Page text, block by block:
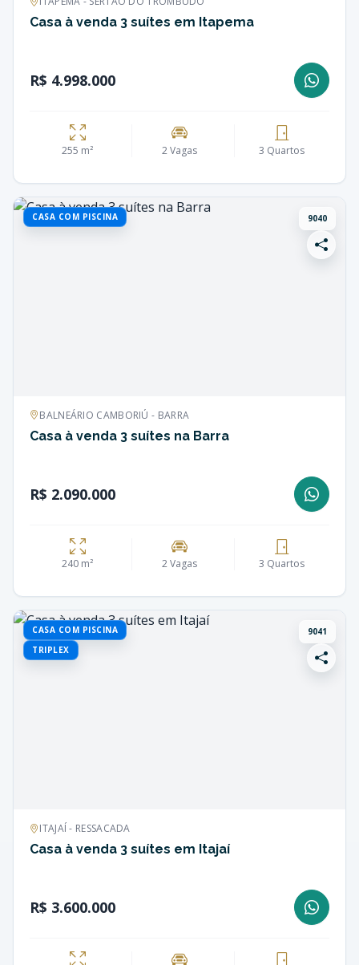
Casa à venda 3 suítes em Itapema
R$ 4.998.000
255 m² 2 Vagas 3 Quartos
CASA COM PISCINA 9040
BALNEÁRIO CAMBORIÚ - BARRA
Casa à venda 3 suítes na Barra
R$ 2.090.000
240 m² 2 Vagas 3 Quartos
CASA COM PISCINA
TRIPLEX
9041
ITAJAÍ - RESSACADA
Casa à venda 3 suítes em Itajaí
R$ 3.600.000